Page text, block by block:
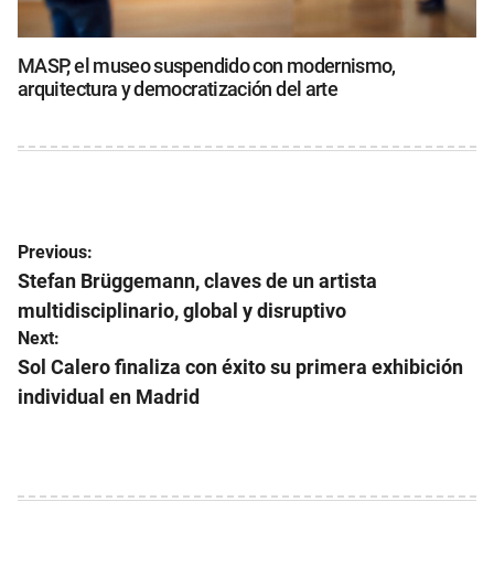
MASP, el museo suspendido con modernismo,
arquitectura y democratización del arte
Navegación
de
entradas
Previous:
Stefan Brüggemann, claves de un artista
multidisciplinario, global y disruptivo
Next:
Sol Calero finaliza con éxito su primera exhibición
individual en Madrid